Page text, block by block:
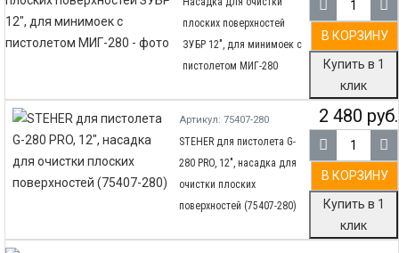
плоских поверхностей
ЗУБР 12″, для минимоек с
пистолетом МИГ-280
В КОРЗИНУ
Купить в 1
клик
Артикул: 75407-280
STEHER для пистолета G-
280 PRO, 12″, насадка для
очистки плоских
поверхностей (75407-280)
2 480 руб.
В КОРЗИНУ
Купить в 1
клик